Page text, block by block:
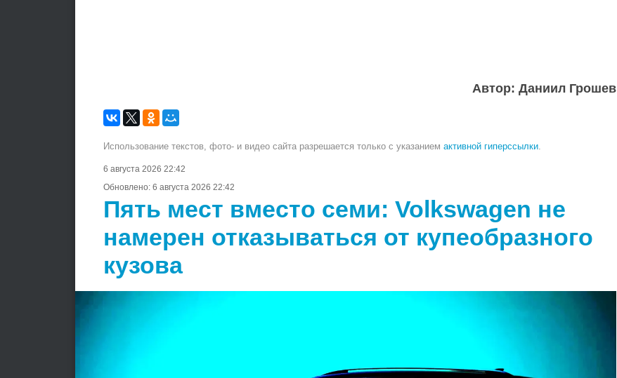
Автор: Даниил Грошев
Использование текстов, фото- и видео сайта разрешается только с указанием активной гиперссылки.
6 августа 2026 22:42
Обновлено: 6 августа 2026 22:42
Пять мест вместо семи: Volkswagen не
намерен отказываться от купеобразного
кузова